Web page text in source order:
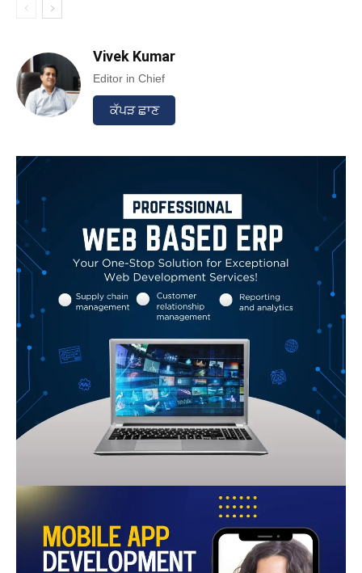
Vivek Kumar
Editor in Chief
ਕੱਪੜ ਛਾਣ